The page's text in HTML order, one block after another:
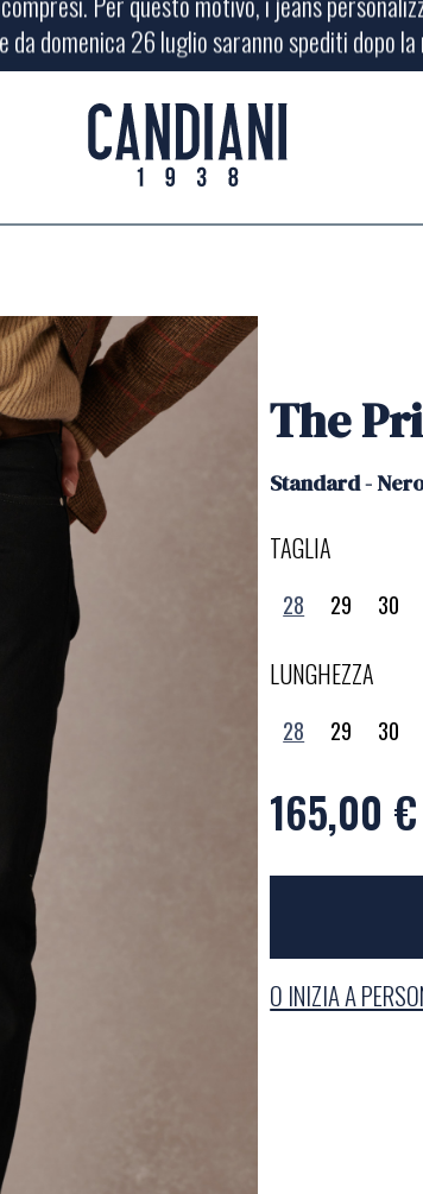
domenica 26 luglio saranno spediti dopo
Per questo motivo, i jeans
da domenica 26 luglio saranno spediti dopo la
The
Standard -
TAGLIA
28 29 30
LUNGHEZZA
28 29 30
165,00 €
O INIZIA A